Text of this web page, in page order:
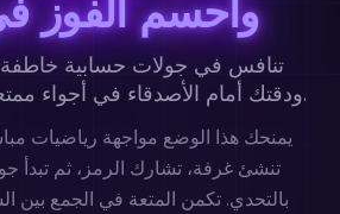
واحسم الفوز
تنافس في جولات حسابية
ودقتك أمام الأصدقاء في أجواء ممتعة ومليئة بالحماس.
يمنحك هذا الوضع مواجهة رياضيات
تنشئ غرفة، تشارك الرمز، ثم تبدأ
بالتحدي. تكمن المتعة في الجمع بين